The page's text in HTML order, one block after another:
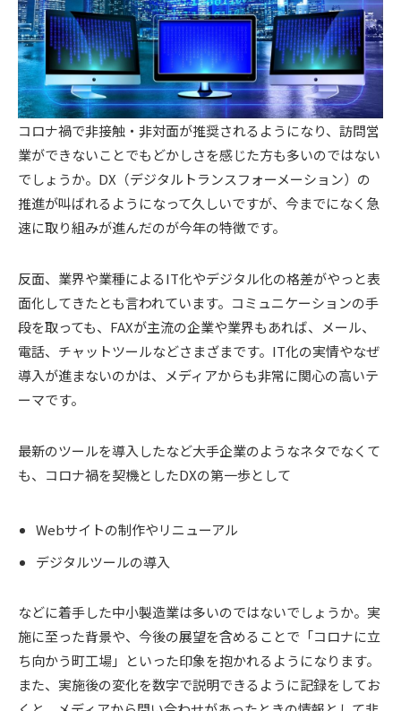
コロナ禍で非接触・非対面が推奨されるようになり、訪問営
業ができないことでもどかしさを感じた方も多いのではない
でしょうか。DX（デジタルトランスフォーメーション）の
推進が叫ばれるようになって久しいですが、今までになく急
速に取り組みが進んだのが今年の特徴です。
反面、業界や業種によるIT化やデジタル化の格差がやっと表
面化してきたとも言われています。コミュニケーションの手
段を取っても、FAXが主流の企業や業界もあれば、メール、
電話、チャットツールなどさまざまです。IT化の実情やなぜ
導入が進まないのかは、メディアからも非常に関心の高いテ
ーマです。
最新のツールを導入したなど大手企業のようなネタでなくて
も、コロナ禍を契機としたDXの第一歩として
Webサイトの制作やリニューアル
デジタルツールの導入
などに着手した中小製造業は多いのではないでしょうか。実
施に至った背景や、今後の展望を含めることで「コロナに立
ち向かう町工場」といった印象を抱かれるようになります。
また、実施後の変化を数字で説明できるように記録をしてお